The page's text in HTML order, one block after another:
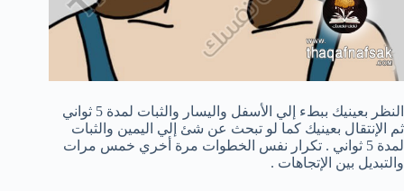
النظر بعينيك ببطء إلي الأسفل واليسار والثبات لمدة 5 ثواني
ثم الإنتقال بعينيك كما لو تبحث عن شئ إلي اليمين والثبات
لمدة 5 ثواني . تكرار نفس الخطوات مرة أخري خمس مرات
والتبديل بين الإتجاهات .